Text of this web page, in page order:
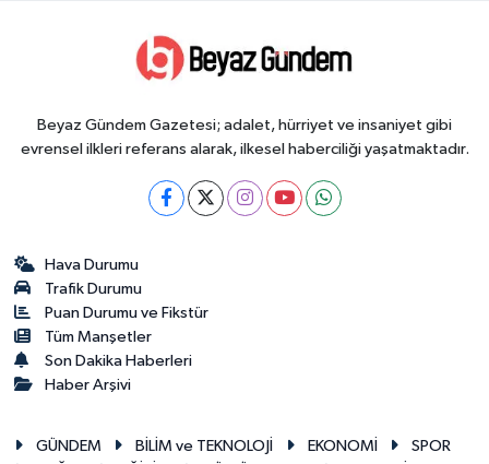
Beyaz Gündem Gazetesi; adalet, hürriyet ve insaniyet gibi
evrensel ilkleri referans alarak, ilkesel haberciliği yaşatmaktadır.
Hava Durumu
Trafik Durumu
Puan Durumu ve Fikstür
Tüm Manşetler
Son Dakika Haberleri
Haber Arşivi
GÜNDEM BİLİM ve TEKNOLOJİ EKONOMİ
SPOR